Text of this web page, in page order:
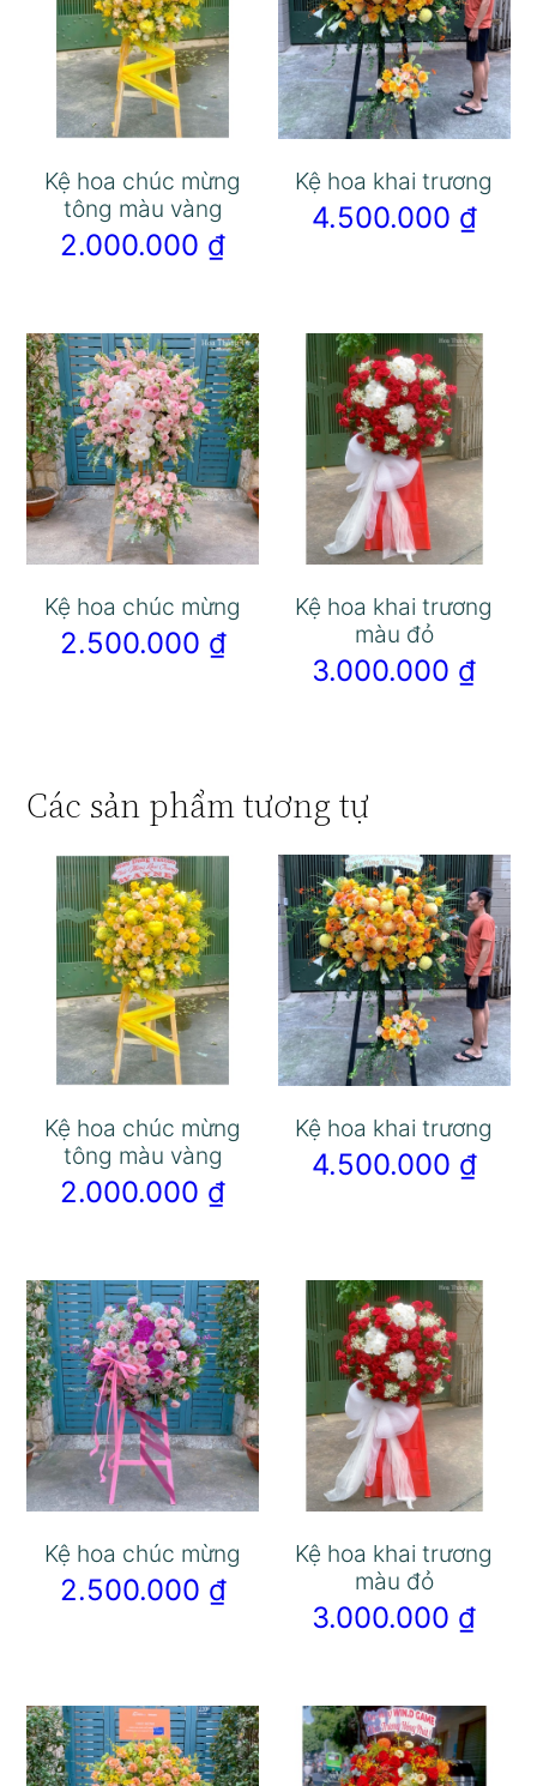
Kệ hoa chúc mừng
tông màu vàng
2.000.000 ₫
Kệ hoa khai trương
4.500.000 ₫
Kệ hoa chúc mừng
2.500.000 ₫
Kệ hoa khai trương
màu đỏ
3.000.000 ₫
Các sản phẩm tương tự
Kệ hoa chúc mừng
tông màu vàng
2.000.000 ₫
Kệ hoa khai trương
4.500.000 ₫
Kệ hoa chúc mừng
2.500.000 ₫
Kệ hoa khai trương
màu đỏ
3.000.000 ₫